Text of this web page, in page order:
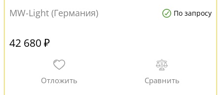
MW-Light (Германия) По запросу
42 680 ₽